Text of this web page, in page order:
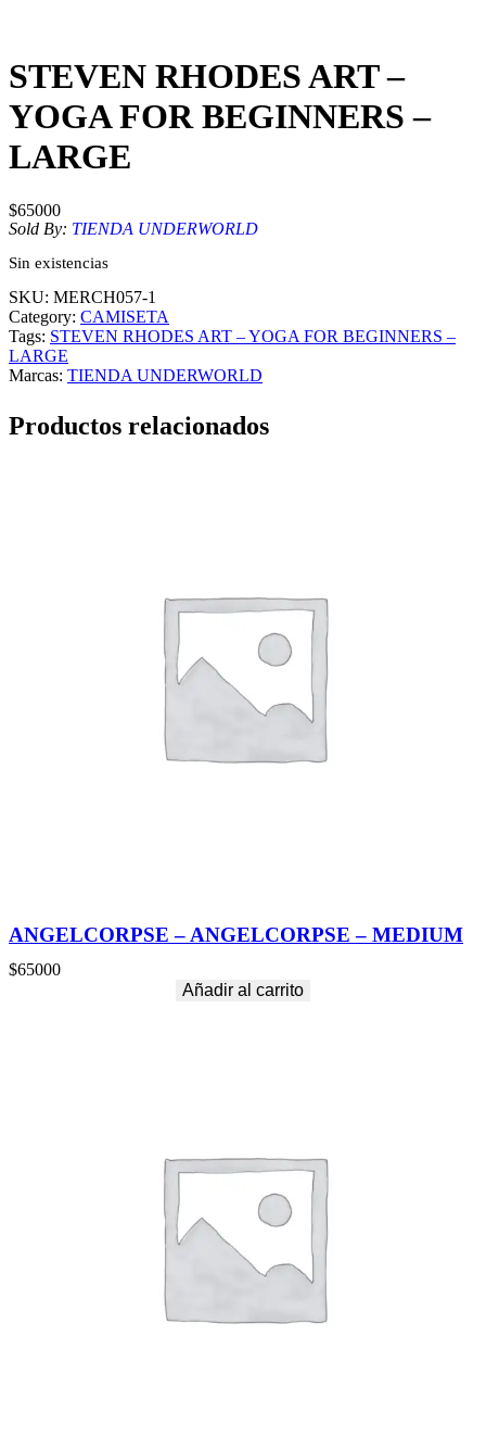
STEVEN RHODES ART –
YOGA FOR BEGINNERS –
LARGE
$65000
Sold By: TIENDA UNDERWORLD
Sin existencias
SKU: MERCH057-1
Category: CAMISETA
Tags: STEVEN RHODES ART – YOGA FOR BEGINNERS –
LARGE
Marcas: TIENDA UNDERWORLD
Productos relacionados
ANGELCORPSE – ANGELCORPSE – MEDIUM
$65000
Añadir al carrito